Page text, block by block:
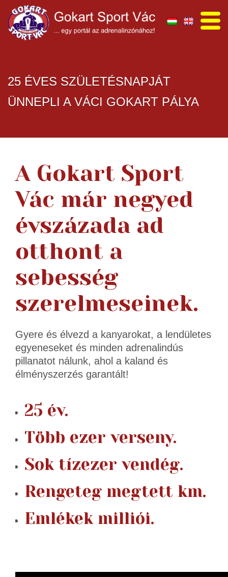
25 ÉVES SZÜLETÉSNAPJÁT
ÜNNEPLI A VÁCI GOKART PÁLYA
A Gokart Sport
Vác már negyed
évszázada ad
otthont a
sebesség
szerelmeseinek.
Gyere és élvezd a kanyarokat, a lendületes
egyeneseket és minden adrenalindús
pillanatot nálunk, ahol a kaland és
élményszerzés garantált!
25 év.
Több ezer verseny.
Sok tízezer vendég.
Rengeteg megtett km.
Emlékek milliói.